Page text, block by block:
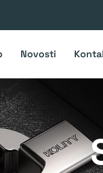
Novosti